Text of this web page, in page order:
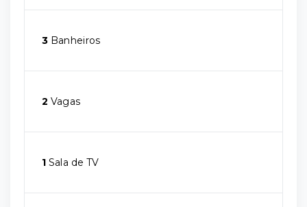
3 Banheiros
2 Vagas
1 Sala de TV